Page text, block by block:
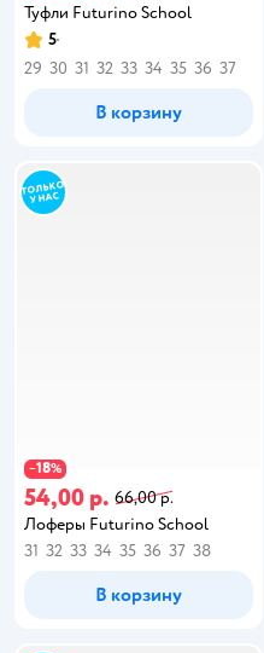
Туфли Futurino School
5
29 30 31 32 33 34 35 36 37
В корзину
−18%
54,00 р. 66,00 р.
Лоферы Futurino School
31 32 33 34 35 36 37 38
В корзину